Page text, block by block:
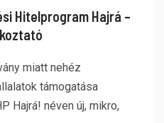
Hitelprogram Hajrá –
miatt nehéz
támogatása
Hajrá! néven új, mikro,